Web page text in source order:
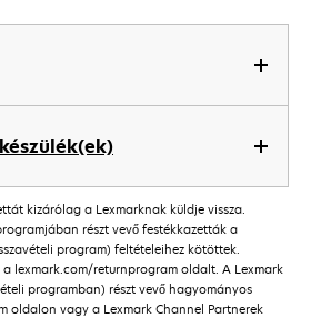
kizárólag a Lexmarknak küldje vissza.
részt vevő festékkazetták a
program) feltételeihez kötöttek.
lexmark.com/returnprogram oldalt. A Lexmark
programban) részt vevő hagyományos
oldalon vagy a Lexmark Channel Partnerek